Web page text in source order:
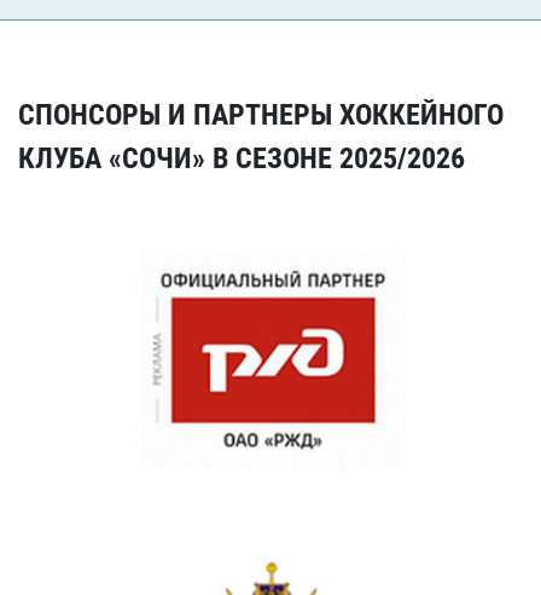
СПОНСОРЫ И ПАРТНЕРЫ ХОККЕЙНОГО
КЛУБА «СОЧИ» В СЕЗОНЕ 2025/2026